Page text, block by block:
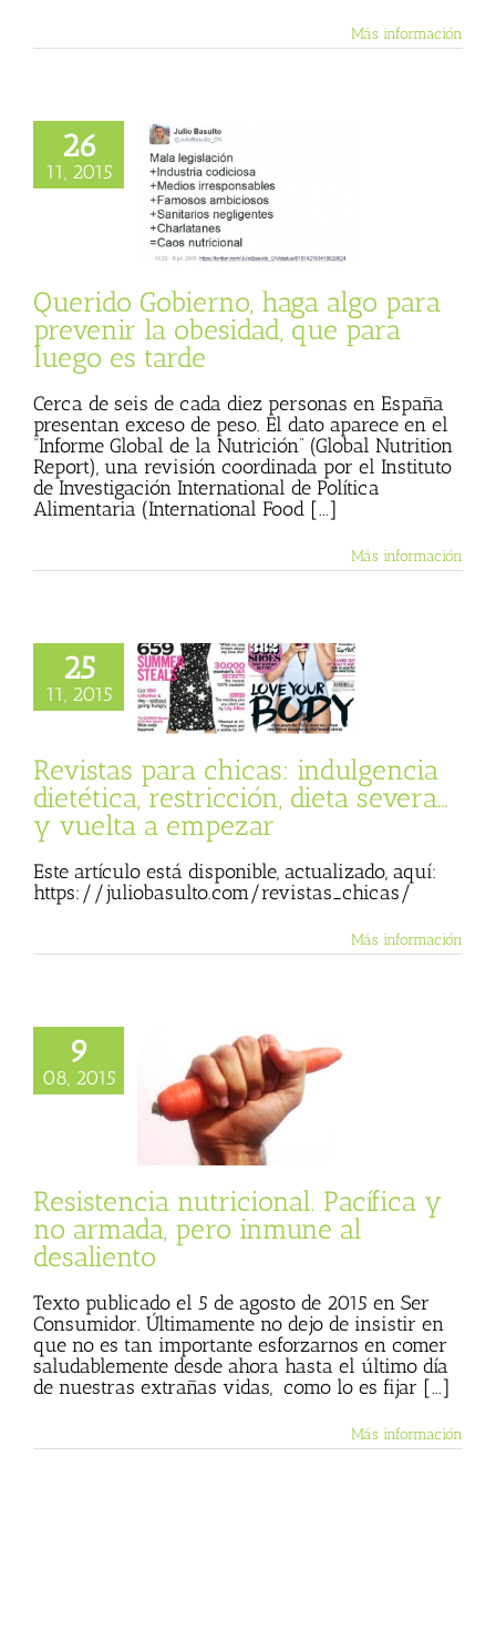
Más información
26
11, 2015
haga
prevenir la
que para luego
BasultoQuerido Gobierno, haga algo para
prevenir la obesidad, que para
luego es tarde
Cerca de seis de cada diez personas en España
presentan exceso de peso. El dato aparece en el
“Informe Global de la Nutrición” (Global Nutrition
Report), una revisión coordinada por el Instituto
de Investigación International de Política
Alimentaria (International Food [...]
Más información
25
11, 2015
para chicas:
dietética,
dieta severa…
Revistas para chicas: indulgencia
dietética, restricción, dieta severa…
y vuelta a empezar
Este artículo está disponible, actualizado, aquí:
https://juliobasulto.com/revistas_chicas/
Más información
9
08, 2015
nutricional.
no armada, pero
Resistencia nutricional. Pacífica y
no armada, pero inmune al
desaliento
Texto publicado el 5 de agosto de 2015 en Ser
Consumidor. Últimamente no dejo de insistir en
que no es tan importante esforzarnos en comer
saludablemente desde ahora hasta el último día
de nuestras extrañas vidas, como lo es fijar [...]
Más información